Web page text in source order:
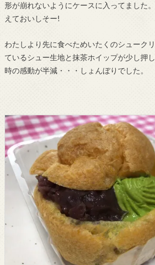
形が崩れないようにケースに入ってました
えておいしそー!
わたしより先に食べためいたくのシューク
ているシュー生地と抹茶ホイップが少し押
時の感動が半減・・・しょんぼりでした。